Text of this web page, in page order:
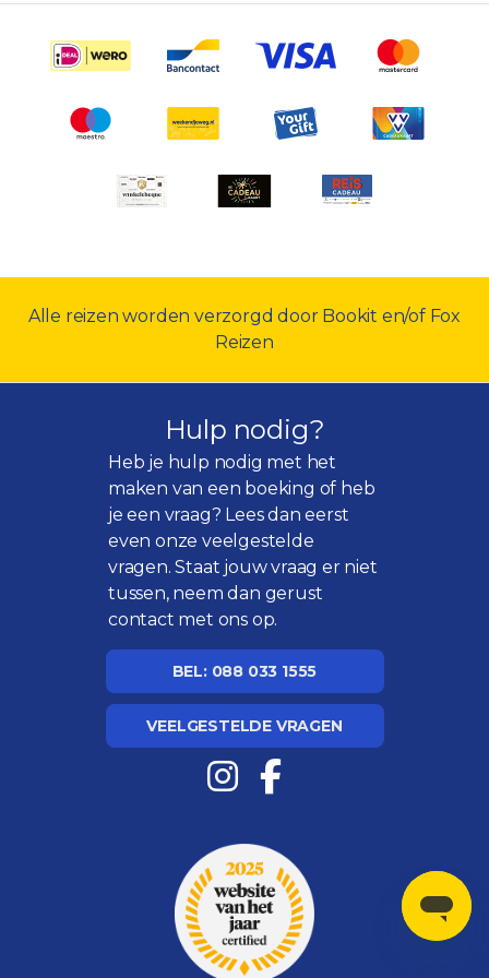
Alle reizen worden verzorgd door Bookit en/of Fox
Reizen
Hulp nodig?
Heb je hulp nodig met het
maken van een boeking of heb
je een vraag? Lees dan eerst
even onzeveelgestelde
vragen. Staat jouw vraag er niet
tussen, neem dan gerust
contact met ons op.
BEL: 088 033 1555
VEELGESTELDE VRAGEN